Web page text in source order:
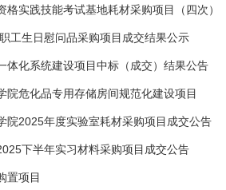
格实践技能考试基地耗材采购项目（四次）
工生日慰问品采购项目成交结果公示
体化系统建设项目中标（成交）结果公告
院危化品专用存储房间规范化建设项目
院2025年度实验室耗材采购项目成交公告
下半年实习材料采购项目成交公告
置项目